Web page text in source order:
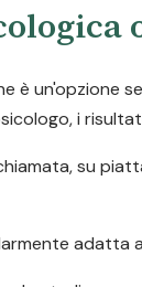
è un'opzione
i
su
adatta